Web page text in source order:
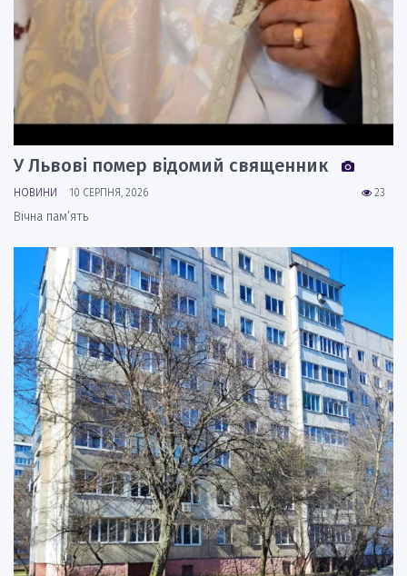
У Львові помер відомий священник
23
НОВИНИ 10 СЕРПНЯ, 2026
Вічна пам’ять